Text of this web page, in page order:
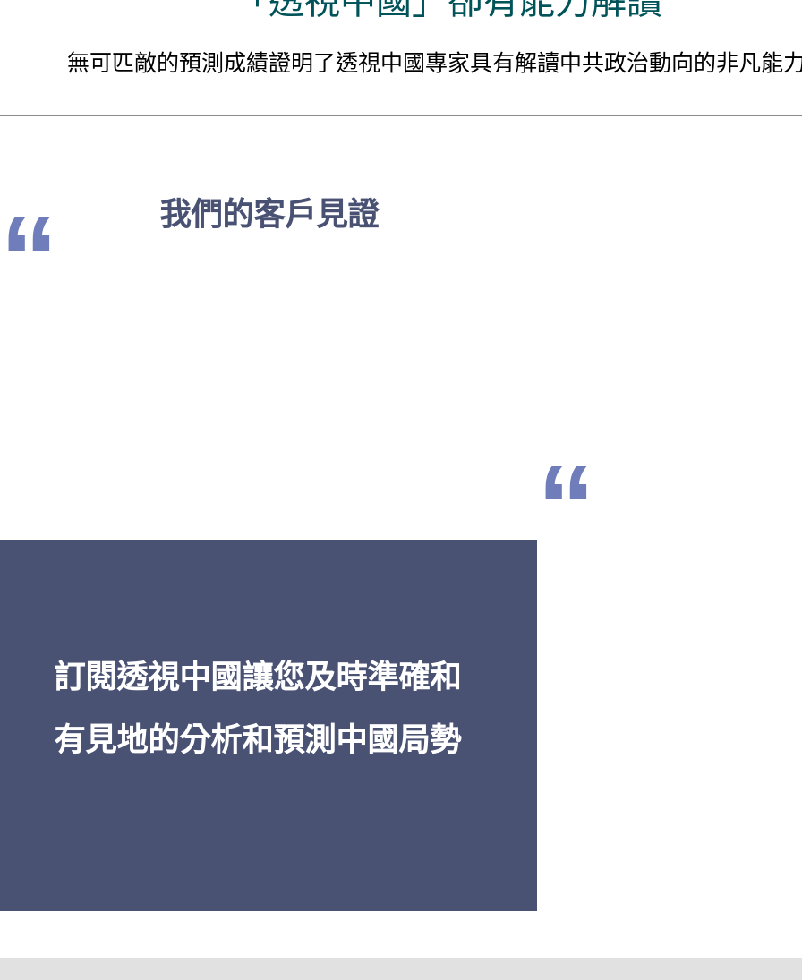
無可匹敵的預測成績證明了透視中國專家具有解讀中共政治動向的非凡能
我們的客戶見證
“
情報，透視中國都是獨一無二的。」
美國前海軍密碼專家
訂閱透視中國讓您及時準確和
有見地的分析和預測中國局勢
“